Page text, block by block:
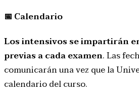
📅 Calendario
Los intensivos se impartirán
previas a cada examen. Las
comunicarán una vez que la
calendario del curso.